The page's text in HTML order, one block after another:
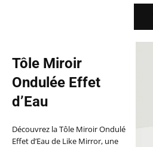
Tôle Miroir
Ondulée Effet
d’Eau
Découvrez la Tôle Miroir Ondulé
Effet d’Eau de Like Mirror, une